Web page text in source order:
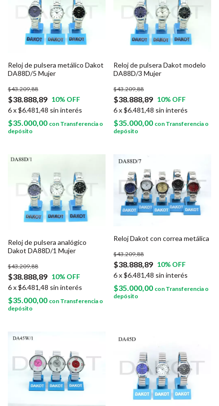
Reloj de pulsera metálico Dakot
DA88D/5 Mujer
$38.888,89
$43.209,88
10% OFF
6x$6.481,48 sin interés
$35.000,00 con Transferencia o
depósito
Reloj de pulsera Dakot modelo
DA88D/3 Mujer
$38.888,89
$43.209,88
10% OFF
6x$6.481,48 sin interés
$35.000,00 con Transferencia o
depósito
Reloj de pulsera analógico
Dakot DA88D/1 Mujer
$38.888,89
$43.209,88
10% OFF
6x$6.481,48 sin interés
$35.000,00 con Transferencia o
depósito
Reloj Dakot con correa metálica
$38.888,89
$43.209,88
10% OFF
6x$6.481,48 sin interés
$35.000,00 con Transferencia o
depósito